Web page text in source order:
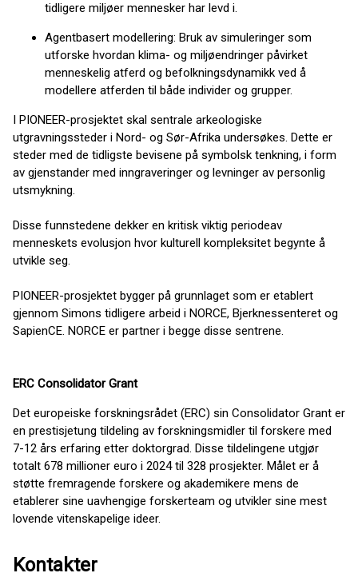
tidligere miljøer mennesker har levd i.
Agentbasert modellering: Bruk av simuleringer som
utforske hvordan klima- og miljøendringer påvirket
menneskelig atferd og befolkningsdynamikk ved å
modellere atferden til både individer og grupper.
I PIONEER-prosjektet skal sentrale arkeologiske
utgravningssteder i Nord- og Sør-Afrika undersøkes. Dette er
steder med de tidligste bevisene på symbolsk tenkning, i form
av gjenstander med inngraveringer og levninger av personlig
utsmykning.
Disse funnstedene dekker en kritisk viktig periodeav
menneskets evolusjon hvor kulturell kompleksitet begynte å
utvikle seg.
PIONEER-prosjektet bygger på grunnlaget som er etablert
gjennom Simons tidligere arbeid i NORCE, Bjerknessenteret og
SapienCE. NORCE er partner i begge disse sentrene.
ERC Consolidator Grant
Det europeiske forskningsrådet (ERC) sin Consolidator Grant er
en prestisjetung tildeling av forskningsmidler til forskere med
7-12 års erfaring etter doktorgrad. Disse tildelingene utgjør
totalt 678 millioner euro i 2024 til 328 prosjekter. Målet er å
støtte fremragende forskere og akademikere mens de
etablerer sine uavhengige forskerteam og utvikler sine mest
lovende vitenskapelige ideer.
Kontakter